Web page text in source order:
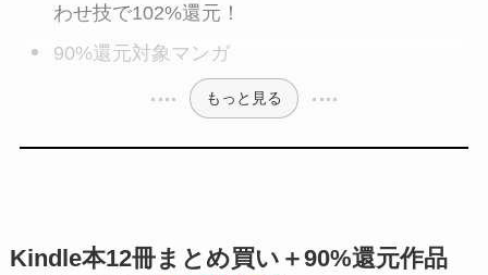
わせ技で102%還元！
90%還元対象マンガ
もっと見る
Kindle本12冊まとめ買い＋90%還元作品